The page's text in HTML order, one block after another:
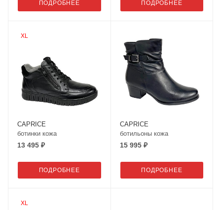
ПОДРОБНЕЕ ПОДРОБНЕЕ
XL
CAPRICE
ботинки кожа
13 495 ₽
ПОДРОБНЕЕ
CAPRICE
ботильоны кожа
15 995 ₽
ПОДРОБНЕЕ
XL